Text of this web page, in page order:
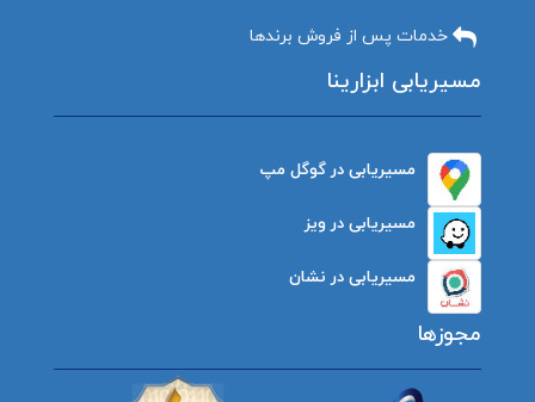
خدمات پس از فروش برندها
مسیریابی ابزارینا
مسیریابی در گوگل مپ
مسیریابی در ویز
مسیریابی در نشان
مجوزها